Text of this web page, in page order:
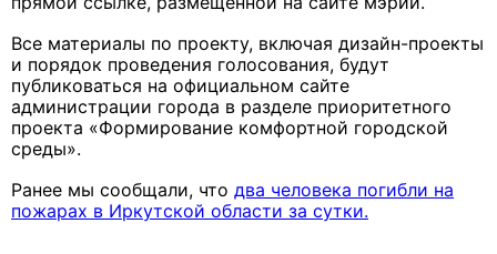
Все материалы по проекту, включая дизайн-проекты
и порядок проведения голосования, будут
публиковаться на официальном сайте
администрации города в разделе приоритетного
проекта «Формирование комфортной городской
среды».
Ранее мы сообщали, что два человека погибли на
пожарах в Иркутской области за сутки.